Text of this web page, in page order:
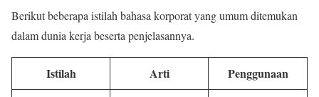
Berikut beberapa istilah bahasa korporat yang umum ditemukan
dalam dunia kerja beserta penjelasannya.
Istilah Arti Penggunaan